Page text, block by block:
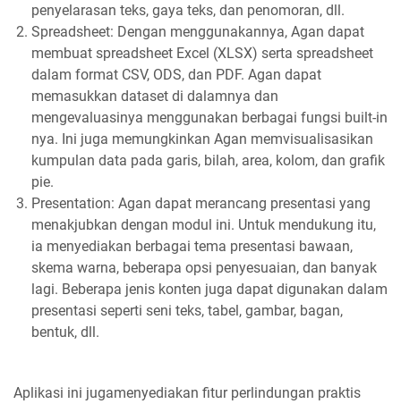
penyelarasan teks, gaya teks, dan penomoran, dll.
Spreadsheet: Dengan menggunakannya, Agan dapat
membuat spreadsheet Excel (XLSX) serta spreadsheet
dalam format CSV, ODS, dan PDF. Agan dapat
memasukkan dataset di dalamnya dan
mengevaluasinya menggunakan berbagai fungsi built-in
nya. Ini juga memungkinkan Agan memvisualisasikan
kumpulan data pada garis, bilah, area, kolom, dan grafik
pie.
Presentation: Agan dapat merancang presentasi yang
menakjubkan dengan modul ini. Untuk mendukung itu,
ia menyediakan berbagai tema presentasi bawaan,
skema warna, beberapa opsi penyesuaian, dan banyak
lagi. Beberapa jenis konten juga dapat digunakan dalam
presentasi seperti seni teks, tabel, gambar, bagan,
bentuk, dll.
Aplikasi ini jugamenyediakan fitur perlindungan praktis